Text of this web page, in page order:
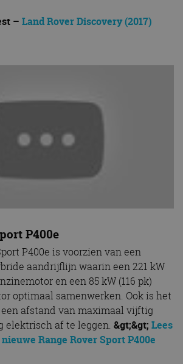
– Land Rover Discovery (2017)
P400e
P400e is voorzien van een
aandrijflijn waarin een 221 kW
en een 85 kW (116 pk)
optimaal samenwerken. Ook is het
afstand van maximaal vijftig
elektrisch af te leggen. &gt;&gt; Lees
Range Rover Sport P400e